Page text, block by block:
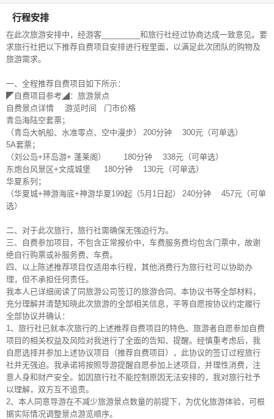
行程安排
在此次旅游安排中，经游客_________和旅行社经过协商达成一致意见。要
求旅行社把以下推荐自费项目安排进行程里面，以满足此次团队的购物及
旅游需求。
一、全程推荐自费项目如下所示：
◤自费项目参考◢：旅游景点
自费景点详情
游览时间
门市价格
青岛海陆空套票；
（青岛大帆船、水准零点、空中漫步）
200分钟
300元（可单选）
5A套票；
（刘公岛+环岛游+ 蓬莱阁）
180分钟
338元（可单选）
东炮台风景区+文成城堡
180分钟
130元（可单选）
华夏系列；
（华夏城+神游海底+神游华夏199起（5月1日起）
240分钟
457元（可单
选）
二、对于此次旅行，旅行社需确保无强迫行为。
三、自费参加项目，不包含正常报价中，车费服务费均包含门票中，故谢
绝自行购票或补服务费、车费。
四、以上陈述推荐项目仅适用本行程，其他消费行为旅行社可以协助办
理，但不承担任何责任。
我本人已详细阅读了同旅游公司签订的旅游合同、本协议书等全部材料，
充分理解并清楚知晓此次旅游的全部相关信息，平等自愿按协议约定履行
全部协议并确认：
1、旅行社已就本次旅行的上述推荐自费项目的特色、旅游者自愿参加自费
项目的相关权益及风险对我进行了全面的告知、提醒。经慎重考虑后，我
自愿选择并参加上述协议项目（推荐自费项目），此协议的签订过程旅行
社并无强迫。我承诺将按照导游提醒自愿参加上述项目，并理性消费，注
意人身和财产安全。如因旅行社不能控制原因无法安排的，我对旅行社予
以理解，双方互不追责。
2、本人同意导游在不减少旅游景点数量的前提下，为优化旅游体验，可根
据实际情况调整景点游览顺序。